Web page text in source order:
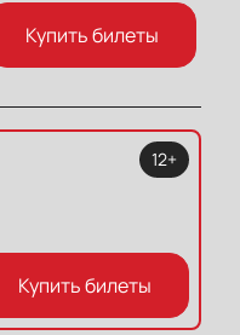
Купить билеты
12+
Купить билеты